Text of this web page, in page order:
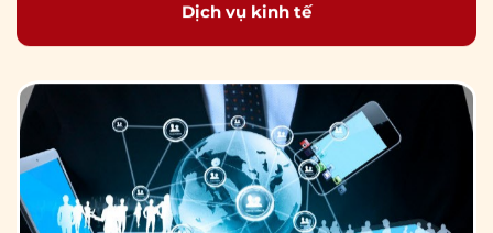
Dịch vụ kinh tế